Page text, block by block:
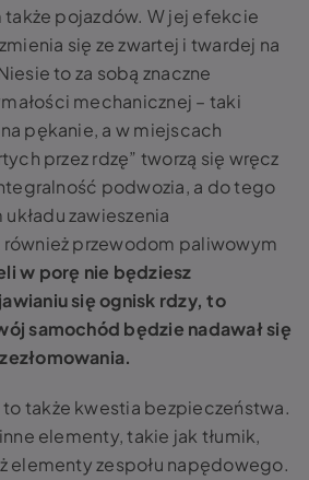
pojazdów. W jej efekcie
się ze zwartej i twardej na
to za sobą znaczne
mechanicznej – taki
pękanie, a w miejscach
przez rdzę” tworzą się wręcz
podwozia, a do tego
zawieszenia
przewodom paliwowym
w porę nie będziesz
się ognisk rdzy, to
samochód będzie nadawał się
także kwestia bezpieczeństwa.
elementy, takie jak tłumik,
elementy zespołu napędowego.